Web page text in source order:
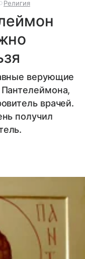
Религия
верующие
врачей.
получил